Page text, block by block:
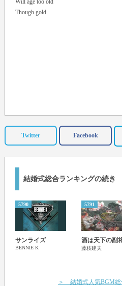
Will age too old
Though gold
Twitter Facebook
結婚式総合ランキングの続き
5790
サンライズ
BENNIE K
5791
酒は天下の副
藤枝建夫
＞ 結婚式人気BGM総